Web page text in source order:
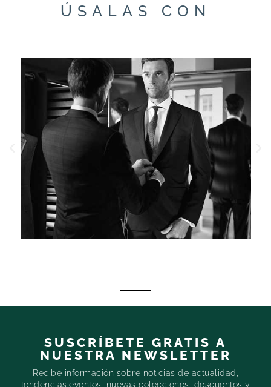
ÚSALAS CON
SUSCRÍBETE GRATIS A
NUESTRA NEWSLETTER
Recibe información sobre noticias de actualidad,
tendencias,eventos, nuevas colecciones, descuentos y